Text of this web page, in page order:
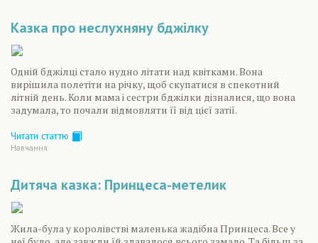
Казка про неслухняну бджілку
Одній бджілці стало нудно літати над квітками. Вона
вирішила полетіти на річку, щоб скупатися в спекотний
літній день. Коли мама і сестри бджілки дізналися, що вона
задумала, то почали відмовляти її від цієї затії.
Читати статтю
Навчання
Дитяча казка: Принцеса-метелик
Жила-була у королівстві маленька жадібна Принцеса. Все у